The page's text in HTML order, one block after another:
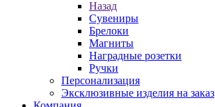
Назад
Сувениры
Брелоки
Магниты
Наградные розетки
Ручки
Персонализация
Эксклюзивные изделия на заказ